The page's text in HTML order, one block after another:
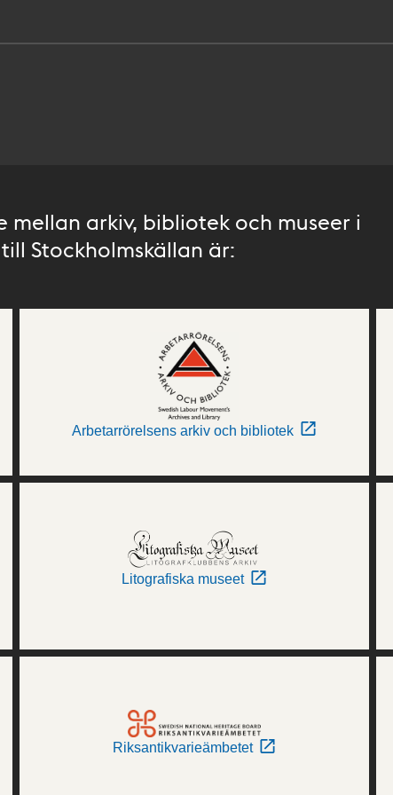
arkiv, bibliotek och museer i
Stockholmskällan är:
Arbetarrörelsens arkiv och bibliotek
Litografiska museet
Riksantikvarieämbetet